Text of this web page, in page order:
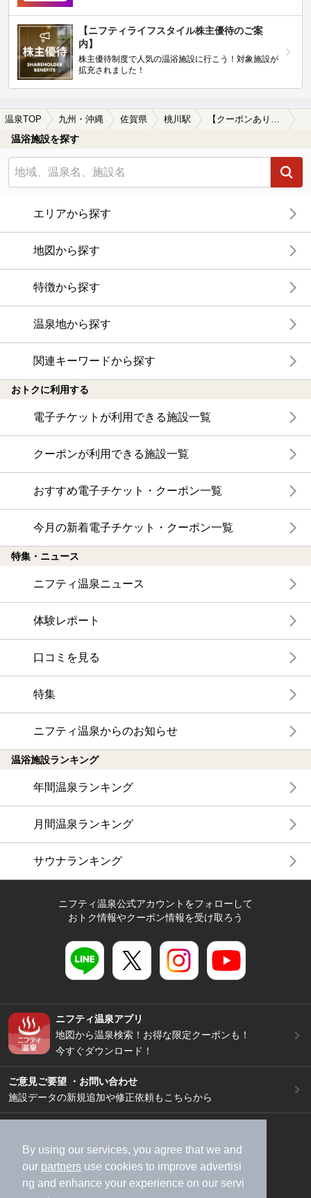
By using our services, you agree that we and
our partners use cookies to improve advertisi
ng and enhance your experience on our servi
【ニフティライフスタイル株主優待のご案
内】
株主優待制度で人気の温浴施設に行こう！対象施設が
拡充されました！
温泉TOP 九州・沖縄 佐賀県 桃川駅 【クーポンあり】カップルにおすすめの桃川駅近くの温泉、日帰り温泉、スーパー銭湯おすすめ
温浴施設を探す
エリアから探す
地図から探す
特徴から探す
温泉地から探す
関連キーワードから探す
おトクに利用する
電子チケットが利用できる施設一覧
クーポンが利用できる施設一覧
おすすめ電子チケット・クーポン一覧
今月の新着電子チケット・クーポン一覧
特集・ニュース
ニフティ温泉ニュース
体験レポート
口コミを見る
特集
ニフティ温泉からのお知らせ
温浴施設ランキング
年間温泉ランキング
月間温泉ランキング
サウナランキング
ニフティ温泉公式アカウントをフォローして
おトク情報やクーポン情報を受け取ろう
ニフティ温泉アプリ
地図から温泉検索！お得な限定クーポンも！
今すぐダウンロード！
ご意見ご要望 ・お問い合わせ
施設データの新規追加や修正依頼もこちらから
加盟店募集（資料請求）
広告出稿のご案内
利用規約
ライフスタイルMEMBERS+規約
特定商取引法に基づく表記
ヘルプ 採用情報